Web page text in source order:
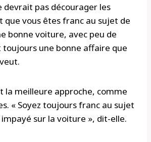
devrait pas décourager les
que vous êtes franc au sujet de
bonne voiture, avec peu de
une bonne affaire que
la meilleure approche, comme
« Soyez toujours franc au sujet
sur la voiture », dit-elle.